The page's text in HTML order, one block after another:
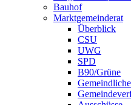
Bauhof
Marktgemeinderat
Überblick
CSU
UWG
SPD
B90/Grüne